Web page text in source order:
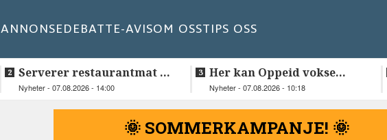
ANNONSEDEBATTE-AVISOM OSSTIPS OSS
Serverer restaurantmat til
beboerne
Nyheter - 07.08.2026 - 14:00
Her kan Oppeid vokse
videre
Nyheter - 07.08.2026 - 10:18
🌞 SOMMERKAMPANJE! 🌞